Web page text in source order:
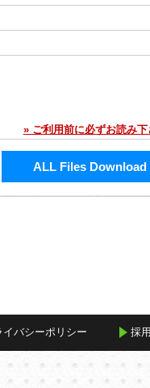
» ご利用前に必ずお読み下
ALL Files Download
イバシーポリシー 採